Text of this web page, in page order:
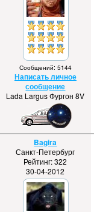
Сообщений: 5144
Написать личное
сообщение
Lada Largus Фургон 8V
Bagira
Санкт-Петербург
Рейтинг: 322
30-04-2012